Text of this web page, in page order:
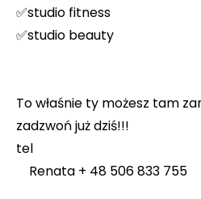
✅studio fitness
✅studio beauty
To właśnie ty możesz tam
zadzwoń już dziś!!!
tel
Renata + 48 506 833 755